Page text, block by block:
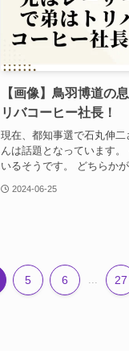
【画像】鳥羽博道の
リバコーヒー社長！
現在、都知事選で石丸伸
んは話題となっています
いるそうです。 どちらか
2024-06-25
5 6 27